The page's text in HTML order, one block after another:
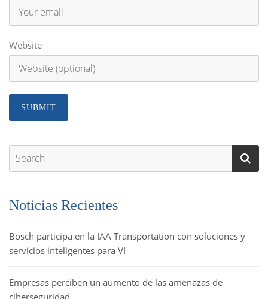
Website
Noticias Recientes
Bosch participa en la IAA Transportation con soluciones y
servicios inteligentes para VI
Empresas perciben un aumento de las amenazas de
ciberseguridad